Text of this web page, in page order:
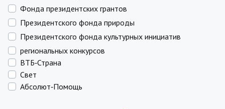
Фонда президентских грантов
Президентского фонда природы
Президентского фонда культурных инициатив
региональных конкурсов
ВТБ‑Страна
Свет
Абсолют‑Помощь